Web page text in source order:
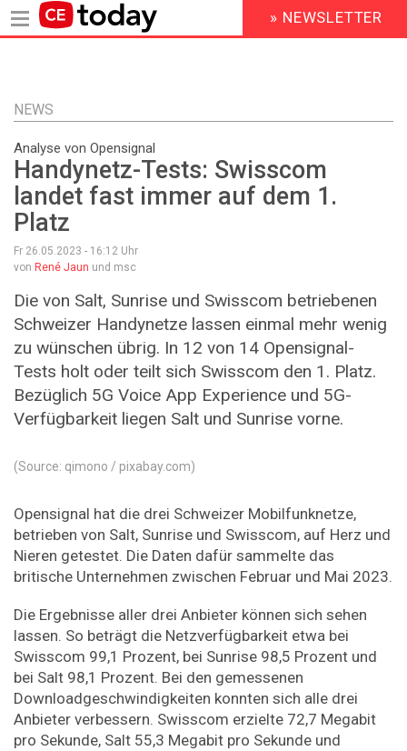
Inhalt
HEADER
MENU
» NEWSLETTER
NEWS
Analyse von Opensignal
Handynetz-Tests: Swisscom
landet fast immer auf dem 1.
Platz
Fr 26.05.2023 - 16:12 Uhr
von René Jaun und msc
Die von Salt, Sunrise und Swisscom betriebenen
Schweizer Handynetze lassen einmal mehr wenig
zu wünschen übrig. In 12 von 14 Opensignal-
Tests holt oder teilt sich Swisscom den 1. Platz.
Bezüglich 5G Voice App Experience und 5G-
Verfügbarkeit liegen Salt und Sunrise vorne.
(Source: qimono / pixabay.com)
Opensignal hat die drei Schweizer Mobilfunknetze,
betrieben von Salt, Sunrise und Swisscom, auf Herz und
Nieren getestet. Die Daten dafür sammelte das
britische Unternehmen zwischen Februar und Mai 2023.
Die Ergebnisse aller drei Anbieter können sich sehen
lassen. So beträgt die Netzverfügbarkeit etwa bei
Swisscom 99,1 Prozent, bei Sunrise 98,5 Prozent und
bei Salt 98,1 Prozent. Bei den gemessenen
Downloadgeschwindigkeiten konnten sich alle drei
Anbieter verbessern. Swisscom erzielte 72,7 Megabit
pro Sekunde, Salt 55,3 Megabit pro Sekunde und